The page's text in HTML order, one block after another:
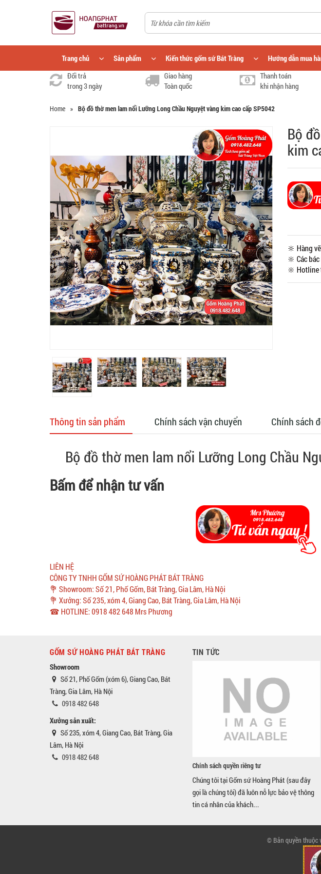
Trang chủ Sản phẩm Kiến thức gốm sứ Bát Tràng Hướng dẫn mua
Đổi trả
trong 3 ngày
Giao hàng
Toàn quốc
Thanh toán
khi nhận hàng
Home » Bộ đồ thờ men lam nổi Lưỡng Long Chầu Nguyệt vàng kim cao cấp SP5042
Bộ
kim
🔆 Hàng
🔆 Các
🔆 Hotline
Thông tin sản phẩm Chính sách vận chuyển Chính sách
Bộ đồ thờ men lam nổi Lưỡng Long Chầu
Bấm để nhận tư vấn
LIÊN HỆ
CÔNG TY TNHH GỐM SỨ HOÀNG PHÁT BÁT TRÀNG
💐 Showroom: Số 21, Phố Gốm, Bát Tràng, Gia Lâm, Hà Nội
💐 Xưởng: Số 235, xóm 4, Giang Cao, Bát Tràng, Gia Lâm, Hà Nội
☎ HOTLINE: 0918 482 648 Mrs Phương
GỐM SỨ HOÀNG PHÁT BÁT TRÀNG
Showroom
Số 21, Phố Gốm (xóm 6), Giang Cao, Bát
Tràng, Gia Lâm, Hà Nội
0918 482 648
Xưởng sản xuất:
Số 235, xóm 4, Giang Cao, Bát Tràng, Gia
Lâm, Hà Nội
0918 482 648
TIN TỨC
Chính sách quyền riêng tư
Chúng tôi tại Gốm sứ Hoàng Phát (sau đây
gọi là chúng tôi) đã luôn nỗ lực bảo vệ thông
tin cá nhân của khách...
© Bản quyền thuộc